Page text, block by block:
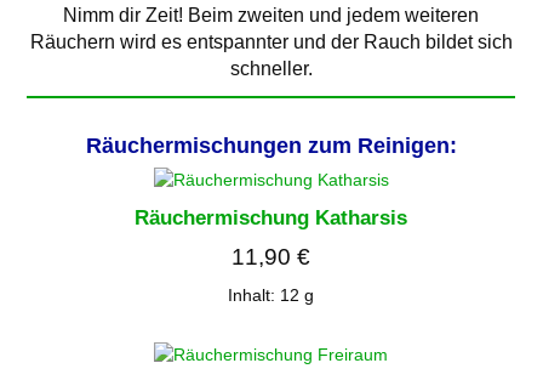
Nimm dir Zeit! Beim zweiten und jedem weiteren
Räuchern wird es entspannter und der Rauch bildet sich
schneller.
Räuchermischungen zum Reinigen:
Räuchermischung Katharsis
11,90€
Inhalt: 12g